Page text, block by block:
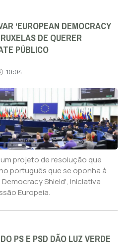
‘EUROPEAN DEMOCRACY
DE QUERER
PÚBLICO
10:04
um projeto de resolução que
português que se oponha à
Shield', iniciativa
Europeia.
PS E PSD DÃO LUZ VERDE